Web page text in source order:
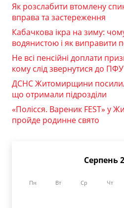
Як розслабити втомлену
вправа та застереження
Кабачкова ікра на зиму:
водянистою і як виправити
Не всі пенсійні доплати
кому слід звернутися до ПФУ
ДСНС Житомирщини
що отримали підрозділи
«Полісся. Вареник FEST» у
пройде родинне свято
Серпень
Пн Вт Ср Чт